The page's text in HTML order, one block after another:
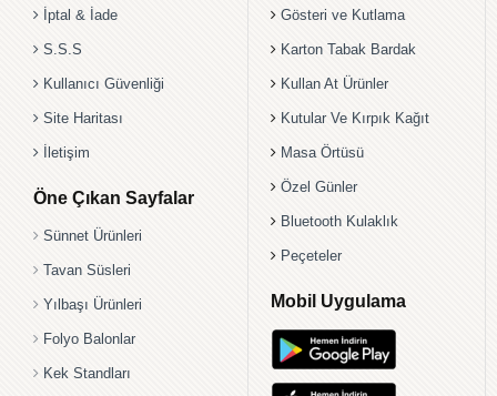
İptal & İade
S.S.S
Kullanıcı Güvenliği
Site Haritası
İletişim
Öne Çıkan Sayfalar
Sünnet Ürünleri
Tavan Süsleri
Yılbaşı Ürünleri
Folyo Balonlar
Kek Standları
Gösteri ve Kutlama
Karton Tabak Bardak
Kullan At Ürünler
Kutular Ve Kırpık Kağıt
Masa Örtüsü
Özel Günler
Bluetooth Kulaklık
Peçeteler
Mobil Uygulama